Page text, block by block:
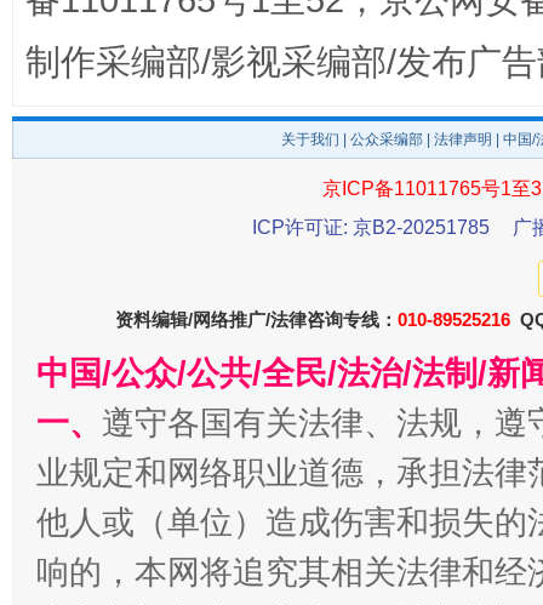
揭开“小金库”的免责幌子
制作采编部/影视采编部/发布广
关于我们 公众采编部 法律声明 | 中国
京ICP备11011765号1至
ICP许可证: 京B2-20251785
广
资料编辑/网络推广/法律咨询专线： 010-89525216
中国/公众/公共/全民/法治/法制/新
一、 遵守各国有关法律、法规，
业规定和网络职业道德，承担法
他人或（单位）造成伤害和损失
响的，本网将追究其相关法律和